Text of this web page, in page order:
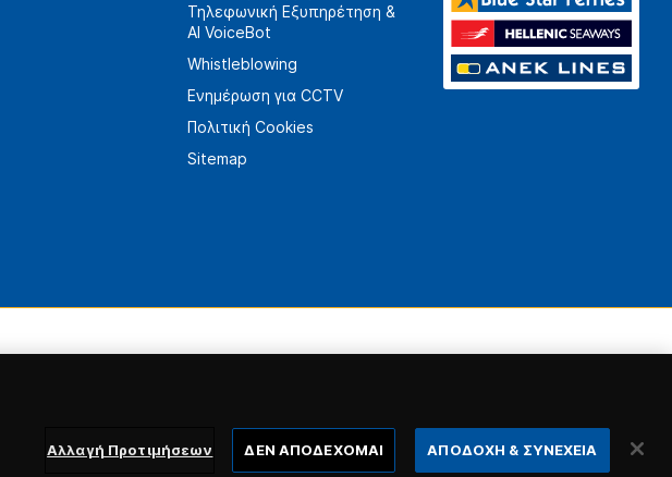
Τηλεφωνική Εξυπηρέτηση &
AI VoiceBot
Whistleblowing
Ενημέρωση για CCTV
Πολιτική Cookies
Sitemap
Αλλαγή Προτιμήσεων ΔΕΝ ΑΠΟΔΕΧΟΜΑΙ ΑΠΟΔΟΧΗ & ΣΥΝΕΧΕΙΑ